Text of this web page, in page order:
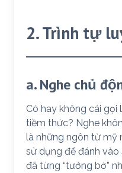
2. Trình tự
a. Nghe chủ
Có hay không cái
tiềm thức? Nghe
là những ngôn từ mỹ
sử dụng để đánh vào
đã từng “tưởng bở”